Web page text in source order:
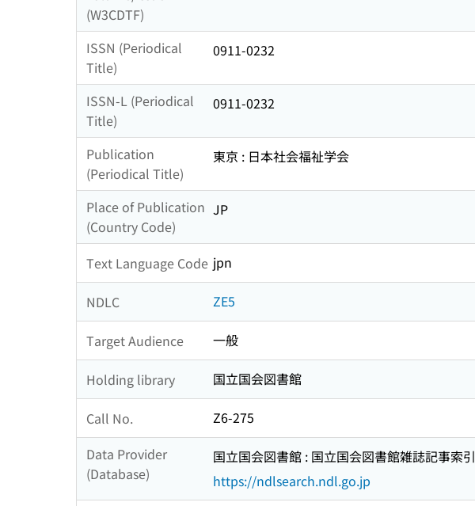
(W3CDTF)
ISSN (Periodical
Title)
0911-0232
ISSN-L (Periodical
Title)
0911-0232
Publication
(Periodical Title)
東京 : 日本社会福祉学会
Place of Publication
(Country Code)
JP
Text Language Code jpn
NDLC ZE5
Target Audience 一般
Holding library 国立国会図書館
Call No.
Z6-275
Data Provider
(Database)
国立国会図書館 : 国立国会図書館雑誌記事索引
https://ndlsearch.ndl.go.jp